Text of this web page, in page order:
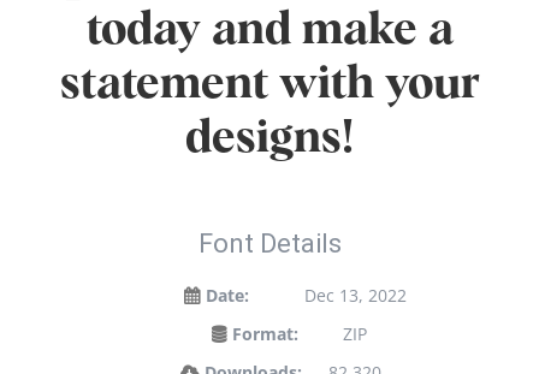
today and make a
statement with your
designs!
Font Details
Date:
Dec 13, 2022
Format:
ZIP